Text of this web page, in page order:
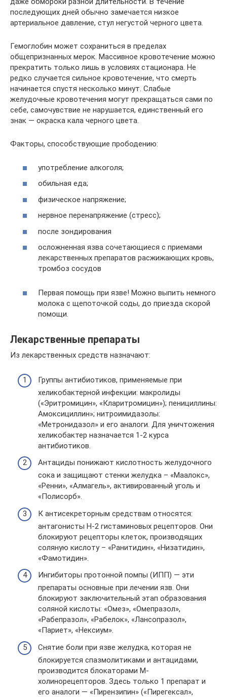
последующих дней обычно замечается низкое
артериальное давление, стул негустой черного цвета.
Гемоглобин может сохраниться в пределах
общепризнанных мерок. Массивное кровотечение можно
прекратить только лишь в условиях стационара. Не
редко случается сильное кровотечение, что смерть
начинается спустя несколько минут. Слабые
желудочные кровотечения могут прекращаться сами по
себе, самочувствие не нарушается, единственный его
знак — окраска кала черного цвета.
Факторы, способствующие прободению:
употребление алкоголя;
обильная еда;
физическое напряжение;
нервное перенапряжение (стресс);
после зондирования
осложненная язва сочетающиеся с приемами
лекарственных препаратов расжижающих кровь,
тромбоз сосудов
Первая помощь при язве! Можно выпить немного
молока с щепоточкой соды, до приезда скорой
помощи.
Лекарственные препараты
Из лекарственных средств назначают:
Группы антибиотиков, применяемые при
хеликобактерной инфекции: макролиды
(«Эритромицин», «Кларитромицин»); пенициллины:
Амоксициллин»; нитроимидазолы:
«Метронидазол» и его аналоги. Для уничтожения
хеликобактер назначается 1-2 курса
антибиотиков.
Антациды понижают кислотность желудочного
сока и защищают стенки желудка – «Маалокс»,
«Ренни», «Алмагель», активированный уголь и
«Полисорб».
К антисекреторным средствам относятся:
антагонисты Н-2 гистаминовых рецепторов. Они
блокируют рецепторы клеток, производящих
соляную кислоту – «Ранитидин», «Низатидин»,
«Фамотидин».
Ингибиторы протонной помпы (ИПП) — эти
препараты основные при лечении язв. Они
блокируют заключительный этап образования
соляной кислоты: «Омез», «Омепразол»,
«Рабепразол», «Рабелок», «Лансопразол»,
«Париет», «Нексиум».
Снятие боли при язве желудка, которая не
блокируется спазмолитиками и антацидами,
производится блокаторами М-
холинорецепторов. Здесь только 1 препарат и
его аналоги — «Пирензипин» («Пирегексал»,